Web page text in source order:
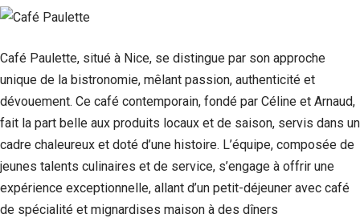
Café Paulette, situé à Nice, se distingue par son approche
unique de la bistronomie, mêlant passion, authenticité et
dévouement. Ce café contemporain, fondé par Céline et Arnaud,
fait la part belle aux produits locaux et de saison, servis dans un
cadre chaleureux et doté d’une histoire. L’équipe, composée de
jeunes talents culinaires et de service, s’engage à offrir une
expérience exceptionnelle, allant d’un petit-déjeuner avec café
de spécialité et mignardises maison à des dîners